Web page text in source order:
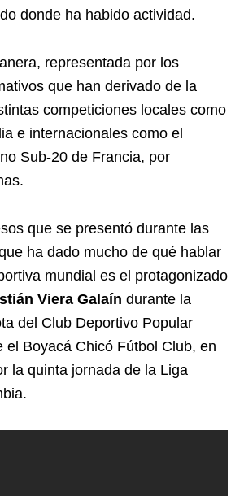
donde ha habido actividad.
representada por los
que han derivado de la
competiciones locales como
e internacionales como el
Sub-20 de Francia, por
que se presentó durante las
ha dado mucho de qué hablar
mundial es el protagonizado
Viera Galaín durante la
del Club Deportivo Popular
el Boyacá Chicó Fútbol Club, en
la quinta jornada de la Liga